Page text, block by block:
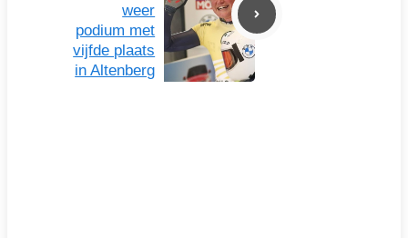
weer
podium met
vijfde plaats
in Altenberg